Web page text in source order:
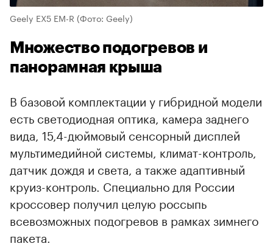
Geely EX5 EM-R (Фото: Geely)
Множество подогревов и
панорамная крыша
В базовой комплектации у гибридной модели
есть светодиодная оптика, камера заднего
вида, 15,4-дюймовый сенсорный дисплей
мультимедийной системы, климат-контроль,
датчик дождя и света, а также адаптивный
круиз-контроль. Специально для России
кроссовер получил целую россыпь
всевозможных подогревов в рамках зимнего
пакета.